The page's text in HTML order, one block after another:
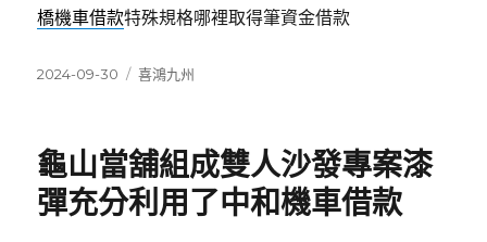
橋機車借款特殊規格哪裡取得筆資金借款
發
2024-09-30
分
喜鴻九州
龜山當舖組成雙人沙發專案漆
彈充分利用了中和機車借款